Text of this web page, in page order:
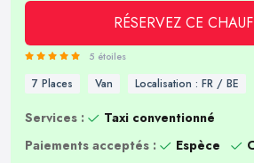
RÉSERVEZ CE
5 étoiles
7 Places Van Localisation : FR / BE
Services :
Taxi conventionné
Paiements acceptés :
Espèce